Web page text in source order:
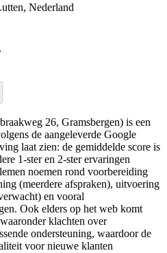
Nederland
26, Gramsbergen) is een
de aangeleverde Google
laat zien: de gemiddelde score is
1-ster en 2-ster ervaringen
noemen rond voorbereiding
(meerdere afspraken), uitvoering
en vooral
Ook elders op het web komt
klachten over
ondersteuning, waardoor de
voor nieuwe klanten